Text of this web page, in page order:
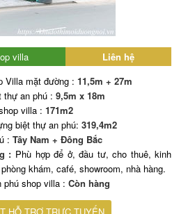
villa
Liên hệ
Villa mặt đường : 11,5m + 27m
thự an phú : 9,5m x 18m
villa : 171m2
biệt thự an phú: 319,4m2
: Tây Nam + Đông Bắc
: Phù hợp để ở, đầu tư, cho thuê, kinh
khám, café, showroom, nhà hàng.
phú shop villa : Còn hàng